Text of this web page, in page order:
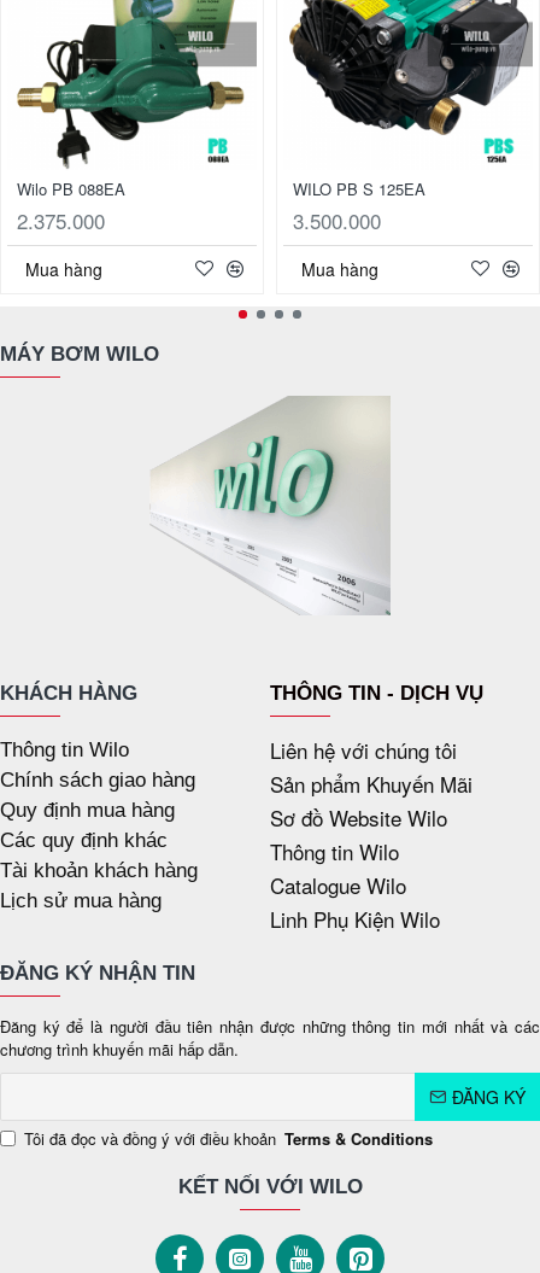
Wilo PB 088EA
2.375.000
Mua hàng
WILO PB S 125EA
3.500.000
Mua hàng
MÁY BƠM WILO
KHÁCH HÀNG
Thông tin Wilo
Chính sách giao hàng
Quy định mua hàng
Các quy định khác
Tài khoản khách hàng
Lịch sử mua hàng
THÔNG TIN - DỊCH VỤ
Liên hệ với chúng tôi
Sản phẩm Khuyến Mãi
Sơ đồ Website Wilo
Thông tin Wilo
Catalogue Wilo
Linh Phụ Kiện Wilo
ĐĂNG KÝ NHẬN TIN
Đăng ký để là người đầu tiên nhận được những thông tin mới nhất và các
chương trình khuyến mãi hấp dẫn.
ĐĂNG KÝ
Tôi đã đọc và đồng ý với điều khoản Terms & Conditions
KẾT NỐI VỚI WILO